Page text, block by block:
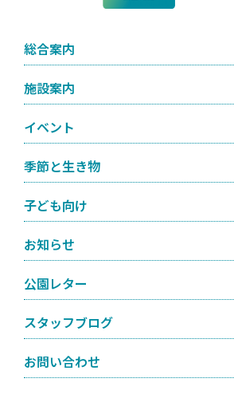
総合案内
施設案内
イベント
季節と生き物
子ども向け
お知らせ
公園レター
スタッフブログ
お問い合わせ